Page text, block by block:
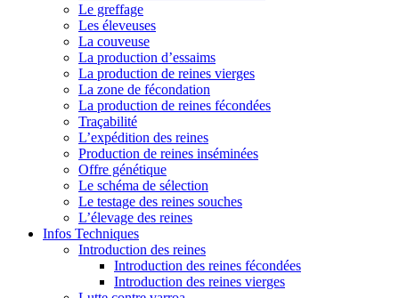
Le greffage
Les éleveuses
La couveuse
La production d’essaims
La production de reines vierges
La zone de fécondation
La production de reines fécondées
Traçabilité
L’expédition des reines
Production de reines inséminées
Offre génétique
Le schéma de sélection
Le testage des reines souches
L’élevage des reines
Infos Techniques
Introduction des reines
Introduction des reines fécondées
Introduction des reines vierges